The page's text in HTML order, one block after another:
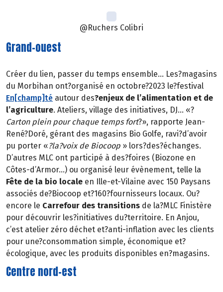
@Ruchers Colibri
Grand-ouest
Créer du lien, passer du temps ensemble… Les?magasins
du Morbihan ont?organisé en octobre?2023 le?festival
En[champ]té autour des?enjeux de l’alimentation et de
l’agriculture. Ateliers, village des initiatives, DJ… «?
Carton plein pour chaque temps fort?», rapporte Jean-
René?Doré, gérant des magasins Bio Golfe, ravi?d’avoir
pu porter «?la?voix de Biocoop » lors?des?échanges.
D’autres MLC ont participé à des?foires (Biozone en
Côtes-d’Armor…) ou organisé leur évènement, telle la
Fête de la bio locale en Ille-et-Vilaine avec 150 Paysans
associés de?Biocoop et?160?fournisseurs locaux. Ou?
encore le Carrefour des transitions de la?MLC Finistère
pour découvrir les?initiatives du?territoire. En Anjou,
c’est atelier zéro déchet et?anti-inflation avec les clients
pour une?consommation simple, économique et?
écologique, avec les produits disponibles en?magasins.
Centre nord-est